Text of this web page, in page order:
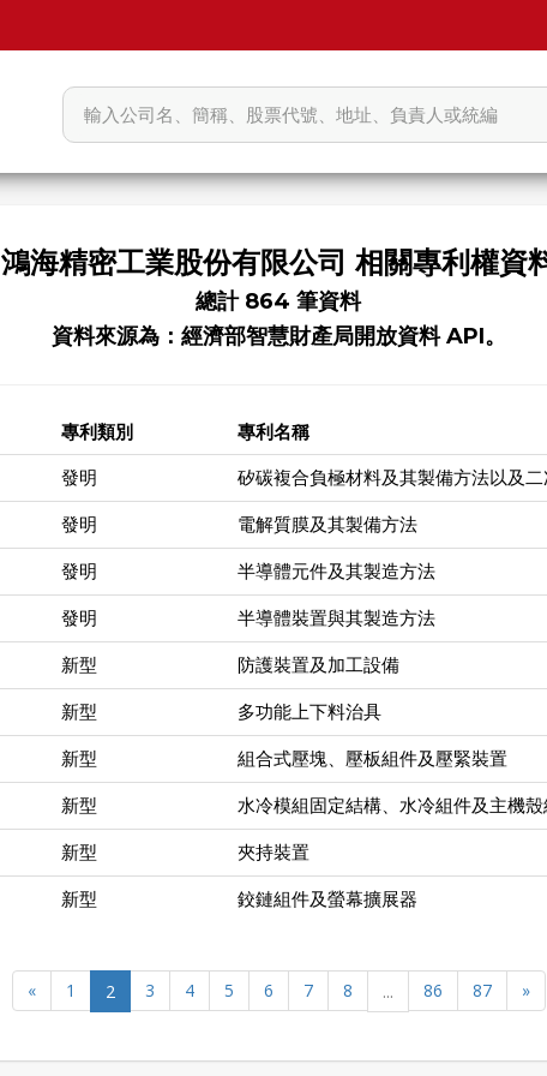
鴻海精密工業股份有限公司 相關專利權資
總計 864 筆資料
資料來源為：經濟部智慧財產局開放資料 API。
專利類別 專利名稱
發明
矽碳複合負極材料及其製備方法以及
發明
電解質膜及其製備方法
發明
半導體元件及其製造方法
發明
半導體裝置與其製造方法
新型
防護裝置及加工設備
新型
多功能上下料治具
新型
組合式壓塊、壓板組件及壓緊裝置
新型
水冷模組固定結構、水冷組件及主機
新型
夾持裝置
新型 鉸鏈組件及螢幕擴展器
« 1 2 3 4 5 6 7 8 ... 86 87 »